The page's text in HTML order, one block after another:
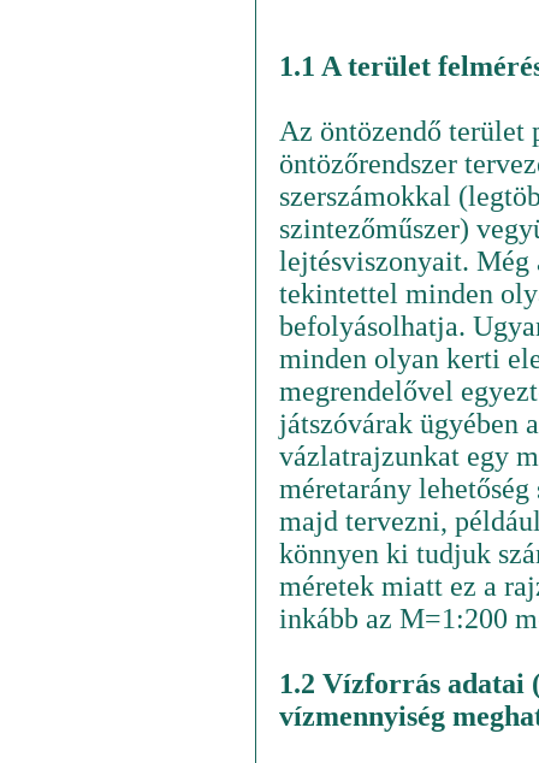
1.1 A terület
Az öntözendő terület
öntözőrendszer
szerszámokkal
szintezőműszer)
lejtésviszonyait. Még
tekintettel minden
befolyásolhatja.
minden olyan kerti
megrendelővel
játszóvárak ügyében
vázlatrajzunkat egy
méretarány
majd tervezni,
könnyen ki tudjuk
méretek miatt ez a
inkább az M=1:200
1.2 Vízforrás adatai
vízmennyiség